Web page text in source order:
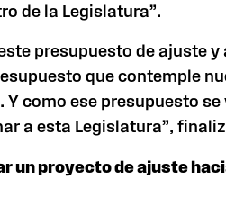
de la Legislatura”.
presupuesto de ajuste y
que contemple
Y como ese presupuesto
a esta Legislatura”,
un proyecto de ajuste